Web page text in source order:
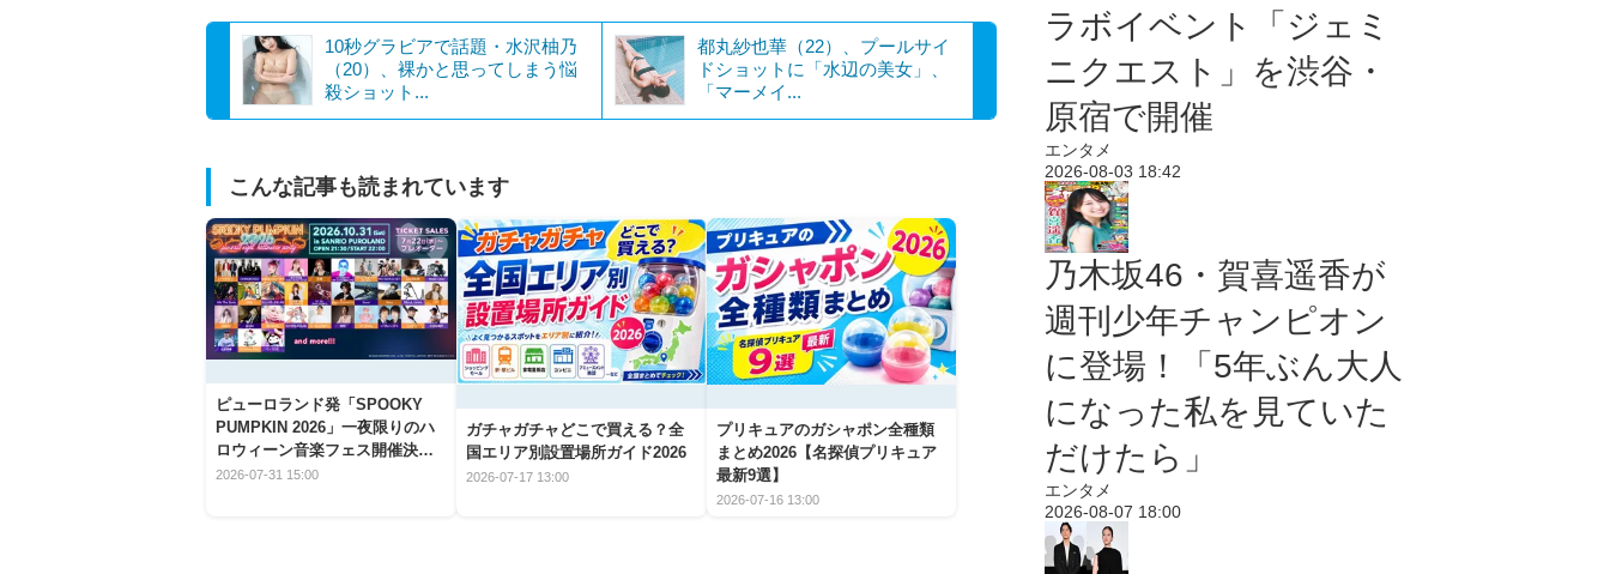
10秒グラビアで話題・水沢柚乃
（20）、裸かと思ってしまう悩
殺ショット...
都丸紗也華（22）、プールサイ
ドショットに「水辺の美女」、
「マーメイ...
こんな記事も読まれています
ピューロランド発「SPOOKY
PUMPKIN 2026」一夜限りのハ
ロウィーン音楽フェス開催決
定！
2026-07-31 15:00
ガチャガチャどこで買える？全
国エリア別設置場所ガイド2026
2026-07-17 13:00
プリキュアのガシャポン全種類
まとめ2026【名探偵プリキュア
最新9選】
2026-07-16 13:00
ラボイベント「ジェミ
ニクエスト」を渋谷・
原宿で開催
エンタメ
2026-08-03 18:42
乃木坂46・賀喜遥香が
週刊少年チャンピオン
に登場！「5年ぶん大人
になった私を見ていた
だけたら」
エンタメ
2026-08-07 18:00